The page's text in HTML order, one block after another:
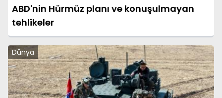
ABD'nin Hürmüz planı ve konuşulmayan
tehlikeler
Dünya